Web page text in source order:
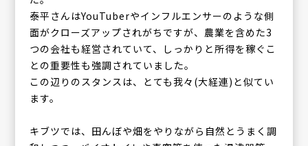
泰平さんはYouTuberやインフルエンサーのような側
面がクローズアップされがちですが、農業を含めた3
つの会社も経営されていて、しっかりと所得を稼ぐこ
との重要性も強調されていました。
この辺りのスタンスは、とても我々(大経連)と似てい
ます。
キブツでは、田んぼや畑をやりながら自然とうまく調